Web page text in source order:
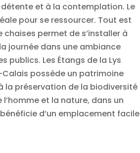
et à la contemplation. Le
pour se ressourcer. Tout est
permet de s’installer à
journée dans une ambiance
publics. Les Étangs de la Lys
Calais possède un patrimoine
la préservation de la biodiversité
et la nature, dans un
d’un emplacement facile